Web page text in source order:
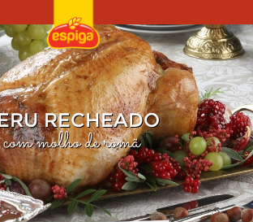
RECHEADO
com molho de romã